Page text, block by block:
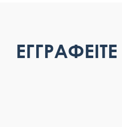
ΕΓΓΡΑΦΕΙΤΕ